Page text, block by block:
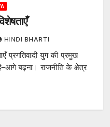
HINDI BHARTI
प्रगतिवादी युग की प्रमुख
बढ़ना। राजनीति के क्षेत्र